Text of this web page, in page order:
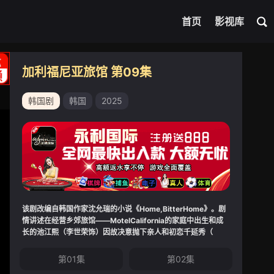
首页 影视库
加利福尼亚旅馆 第09集
韩国剧 韩国 2025
该剧改编自韩国作家沈允瑞的小说《Home,BitterHome》。剧
情讲述在经营乡郊旅馆——MotelCalifornia的家庭中出生和成
长的池江熙（李世荣饰）因故决意抛下亲人和初恋千延秀（
第01集 第02集